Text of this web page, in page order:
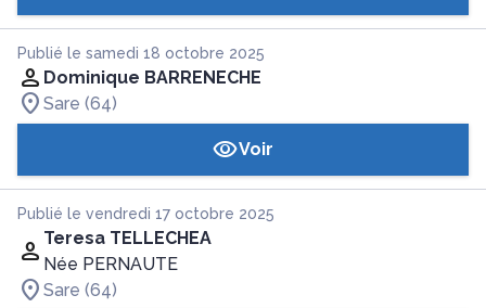
Publié le samedi 18 octobre 2025
Dominique BARRENECHE
Sare (64)
Voir
Publié le vendredi 17 octobre 2025
Teresa TELLECHEA
Née PERNAUTE
Sare (64)